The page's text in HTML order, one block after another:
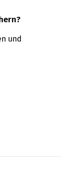
und